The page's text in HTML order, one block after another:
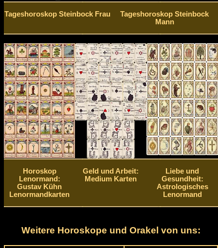
Tageshoroskop Steinbock Frau
Tageshoroskop Steinbock
Mann
Horoskop
Lenormand:
Gustav Kühn
Lenormandkarten
Geld und Arbeit:
Medium Karten
Liebe und
Gesundheit:
Astrologisches
Lenormand
Weitere Horoskope und Orakel von uns: